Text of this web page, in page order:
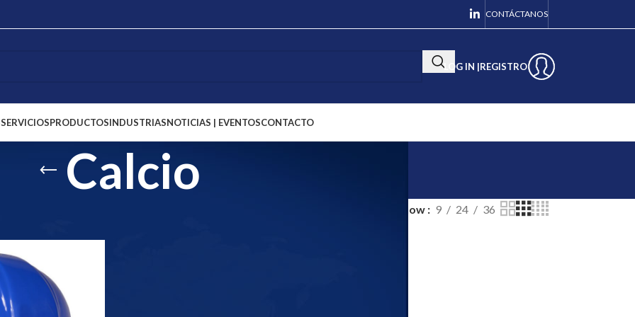
CONTÁCTANOS
LOG IN |REGISTRO
SERVICIOSPRODUCTOSINDUSTRIASNOTICIAS | EVENTOSCONTACTO
Calcio
Show 9 24 36